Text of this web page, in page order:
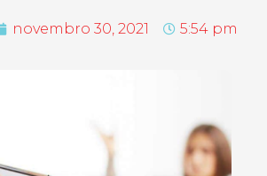
novembro 30, 2021 5:54 pm